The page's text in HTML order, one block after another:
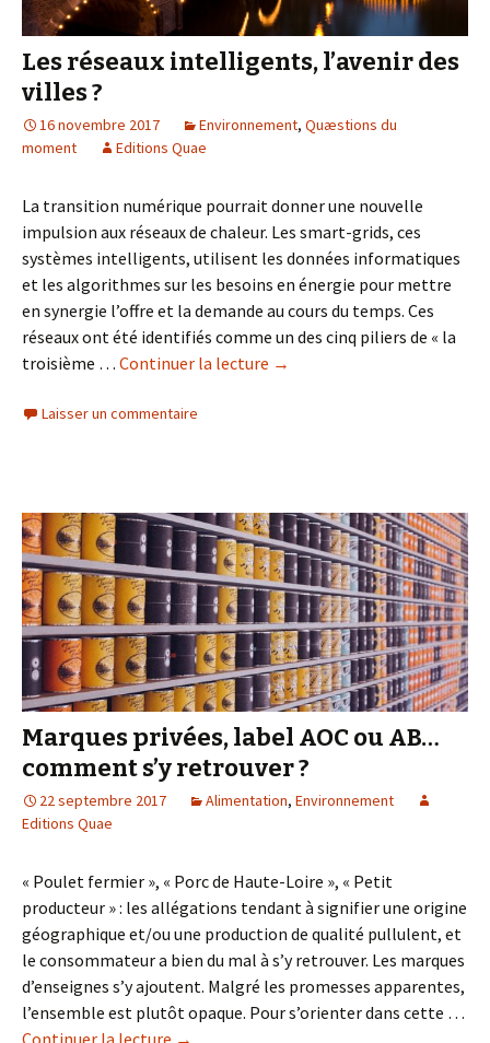
Les réseaux intelligents, l’avenir des
villes ?
16 novembre 2017 Environnement, Quæstions du
moment
Editions Quae
La transition numérique pourrait donner une nouvelle
impulsion aux réseaux de chaleur. Les smart-grids, ces
systèmes intelligents, utilisent les données informatiques
et les algorithmes sur les besoins en énergie pour mettre
en synergie l’offre et la demande au cours du temps. Ces
réseaux ont été identifiés comme un des cinq piliers de « la
troisième … Continuer la lecture de
villes
?
→
Laisser un commentaire
Marques privées, label AOC ou AB…
comment s’y retrouver ?
22 septembre 2017 Alimentation, Environnement
Editions Quae
« Poulet fermier », « Porc de Haute-Loire », « Petit
producteur » : les allégations tendant à signifier une origine
géographique et/ou une production de qualité pullulent, et
le consommateur a bien du mal à s’y retrouver. Les marques
d’enseignes s’y ajoutent. Malgré les promesses apparentes,
l’ensemble est plutôt opaque. Pour s’orienter dans cette …